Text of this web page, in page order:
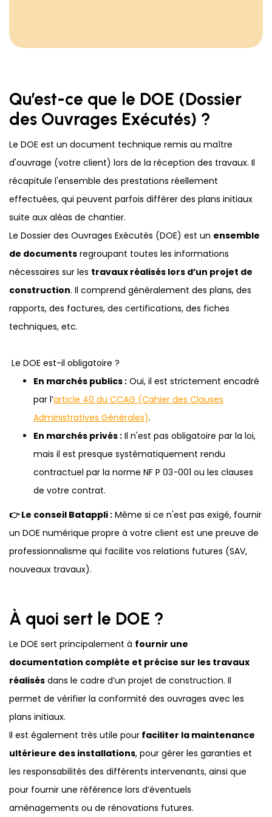
Qu’est-ce que le DOE (Dossier
des Ouvrages Exécutés) ?
Le DOE est un document technique remis au maître
d'ouvrage (votre client) lors de la réception des travaux. Il
récapitule l'ensemble des prestations réellement
effectuées, qui peuvent parfois différer des plans initiaux
suite aux aléas de chantier.
Le Dossier des Ouvrages Exécutés (DOE) est un ensemble
de documents regroupant toutes les informations
nécessaires sur les travaux réalisés lors d’un projet de
construction. Il comprend généralement des plans, des
rapports, des factures, des certifications, des fiches
techniques, etc.
Le DOE est-il obligatoire ?
En marchés publics : Oui, il est strictement encadré
par l’article 40 du CCAG (Cahier des Clauses
Administratives Générales).
En marchés privés : Il n'est pas obligatoire par la loi,
mais il est presque systématiquement rendu
contractuel par la norme NF P 03-001 ou les clauses
de votre contrat.
👉 Le conseil Batappli : Même si ce n'est pas exigé, fournir
un DOE numérique propre à votre client est une preuve de
professionnalisme qui facilite vos relations futures (SAV,
nouveaux travaux).
À quoi sert le DOE ?
Le DOE sert principalement à fournir une
documentation complète et précise sur les travaux
réalisés dans le cadre d’un projet de construction. Il
permet de vérifier la conformité des ouvrages avec les
plans initiaux.
Il est également très utile pour faciliter la maintenance
ultérieure des installations, pour gérer les garanties et
les responsabilités des différents intervenants, ainsi que
pour fournir une référence lors d’éventuels
aménagements ou de rénovations futures.